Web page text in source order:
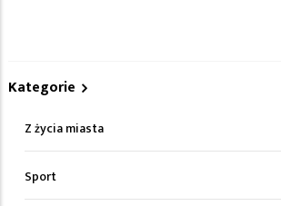
Kategorie
Z życia miasta
Sport